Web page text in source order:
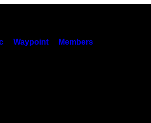
Waypoint Members